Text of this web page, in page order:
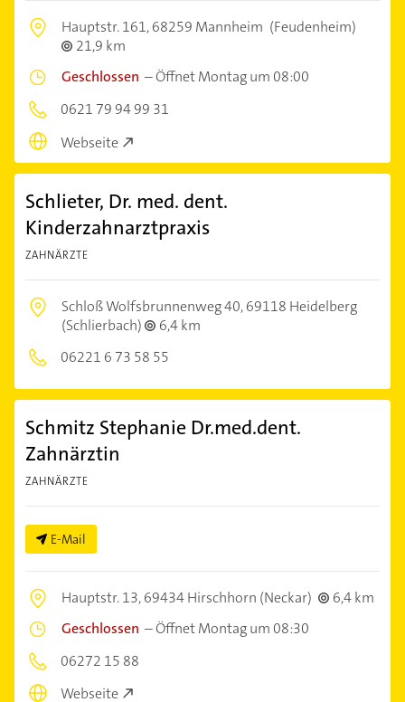
Hauptstr. 161,68259 Mannheim (Feudenheim)
21,9 km
Geschlossen –Öffnet Montag um 08:00
0621 79 94 99 31
Webseite
Schlieter, Dr. med. dent.
Kinderzahnarztpraxis
ZAHNÄRZTE
Schloß Wolfsbrunnenweg 40,69118 Heidelberg
(Schlierbach)
6,4 km
06221 6 73 58 55
Schmitz Stephanie Dr.med.dent.
Zahnärztin
ZAHNÄRZTE
E-Mail
Hauptstr. 13,69434 Hirschhorn (Neckar)
6,4 km
Geschlossen –Öffnet Montag um 08:30
06272 15 88
Webseite